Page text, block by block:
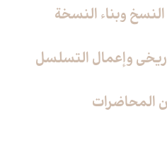
وبناء النسخة
وإعمال التسلسل
المحاضرات